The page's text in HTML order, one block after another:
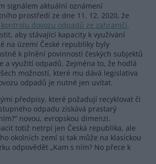
signálem aktuální oznámení
prostředí ze dne 11. 12. 2020, že
dovozu odpadů ze zahraničí.
aby stávající kapacity k využívání
na území České republiky byly
k plnění povinností českých subjektů
a využití odpadů. Zejména to, že hodlá
možností, které mu dává legislativa
odpadů je nutné jen uvítat.
předpisy, které požadují recyklovat či
odpadu získává prastarý
novou, evropskou dimenzi.
totiž netrpí jen Česká republika, ale
okolních zemí si tak může na klasickou
odpovědět „Kam s ním? No přece k